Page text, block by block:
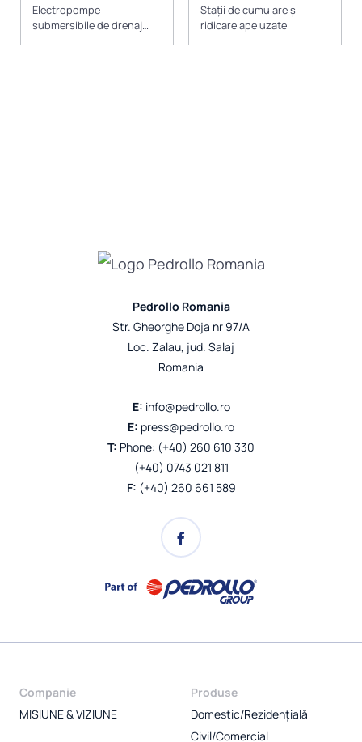
Electropompe
submersibile de drenaj
Stații de cumulare și
ridicare ape uzate
Pedrollo Romania
Str. Gheorghe Doja nr 97/A
Loc. Zalau, jud. Salaj
Romania
E: info@pedrollo.ro
E: press@pedrollo.ro
T: Phone: (+40) 260 610 330
(+40) 0743 021 811
F: (+40) 260 661 589
Companie
MISIUNE & VIZIUNE
Produse
Domestic/Rezidențială
Civil/Comercial